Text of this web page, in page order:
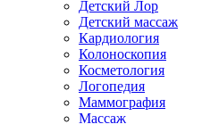
Детский Лор
Детский массаж
Кардиология
Колоноскопия
Косметология
Логопедия
Маммография
Массаж